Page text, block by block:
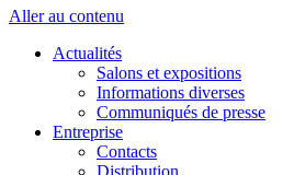
Aller au contenu
Actualités
Salons et expositions
Informations diverses
Communiqués de presse
Entreprise
Contacts
Distribution